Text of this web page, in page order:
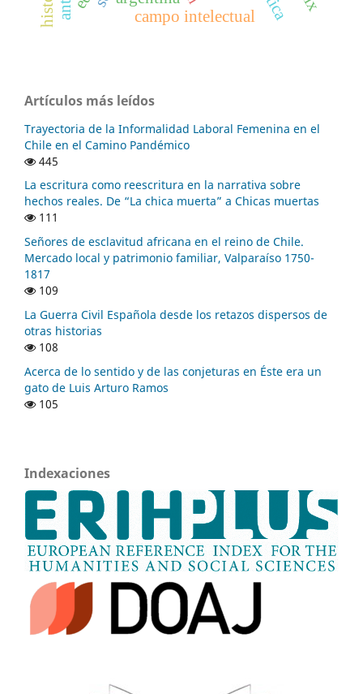
campo intelectual
Artículos más leídos
Trayectoria de la Informalidad Laboral Femenina en el
Chile en el Camino Pandémico
445
La escritura como reescritura en la narrativa sobre
hechos reales. De “La chica muerta” a Chicas muertas
111
Señores de esclavitud africana en el reino de Chile.
Mercado local y patrimonio familiar, Valparaíso 1750-
1817
109
La Guerra Civil Española desde los retazos dispersos de
otras historias
108
Acerca de lo sentido y de las conjeturas en Éste era un
gato de Luis Arturo Ramos
105
Indexaciones